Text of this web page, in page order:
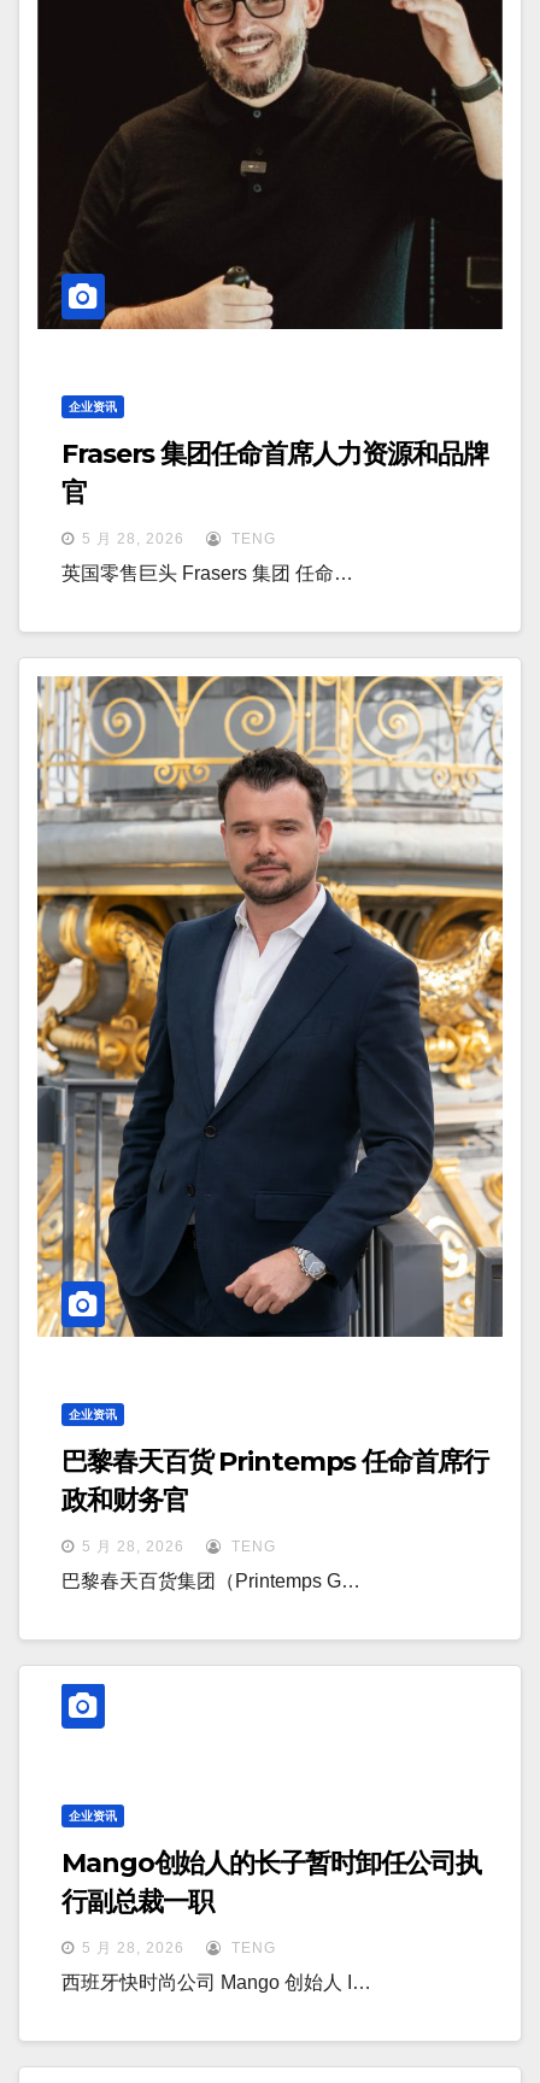
企业资讯
Frasers 集团任命首席人力资源和品牌
官
5 月 28, 2026 TENG
英国零售巨头 Frasers 集团 任命…
企业资讯
巴黎春天百货 Printemps 任命首席行
政和财务官
5 月 28, 2026 TENG
巴黎春天百货集团（Printemps G…
企业资讯
Mango创始人的长子暂时卸任公司执
行副总裁一职
5 月 28, 2026 TENG
西班牙快时尚公司 Mango 创始人 I…